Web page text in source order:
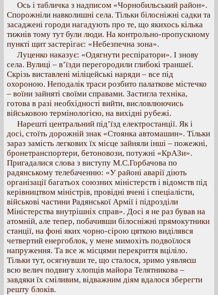
Ось і табличка з надписом «Чорнобильський район».
Спорожніли навколишні села. Тільки білосніжні садки та
засаджені городи нагадують про те, що якихось кілька
тижнів тому тут були люди. На контрольно-пропускному
пункті щит застерігає: «Небезпечна зона».
Луценко наказує: «Одягнути респіратори». І знову
села. Вулиці – в’їзди перегородили глибокі траншеї.
Скрізь виставлені міліцейські наряди – все під
охороною. Неподалік траси розбито палаткове містечко
– воїни зайняті своїми справами. Застигла техніка,
готова в разі необхідності вийти, висловлюючись
військовою термінологією, на вихідні рубежі.
Нарешті центральний під’їзд електростанції. Як і
досі, стоїть дорожній знак «Стоянка автомашин». Тільки
зараз замість легкових їх місце зайняли інші – пожежні,
бронетранспортери, бетоновози, потужні «КрАЗи».
Пригадалися слова з виступу М.С.Горбачова по
радянському телебаченню: «У районі аварії діють
організації багатьох союзних міністерств і відомств під
керівництвом міністрів, провідні вчені і спеціалісти,
військові частини Радянської Армії і підрозділи
Міністерства внутрішніх справ». Досі я не раз бував на
атомній, але тепер, побачивши білосніжні прямокутники
станції, на фоні яких чорно-сірою цяткою виділявся
четвертий енергоблок, у мене мимохіть подвоїлося
напруження. Та все ж місцями перекриття вціліло.
Тільки тут, осягнувши те, що сталося, зримо уявляєш
всю велич подвигу хлопців майора Телятникова –
завдяки їх сміливим, відважним діям вдалося зберегти
решту блоків.